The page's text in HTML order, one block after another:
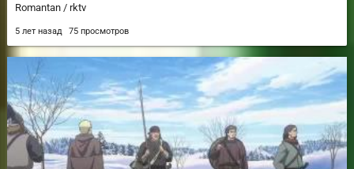
Romantan / rktv
5 лет назад 75 просмотров